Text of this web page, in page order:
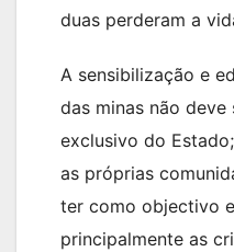
duas perderam a
A sensibilização e
das minas não deve
exclusivo do
as próprias
ter como objectivo
principalmente as